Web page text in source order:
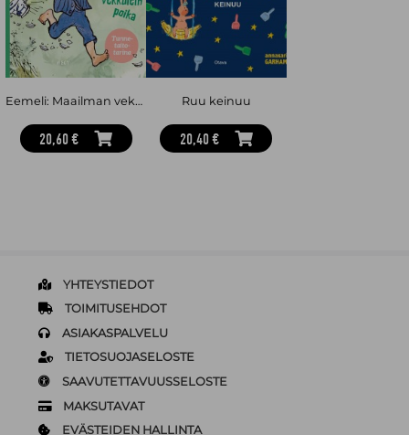
Eemeli: Maailman vekkulein poika
20,60 €
Ruu keinuu
20,40 €
YHTEYSTIEDOT
TOIMITUSEHDOT
ASIAKASPALVELU
TIETOSUOJASELOSTE
SAAVUTETTAVUUSSELOSTE
MAKSUTAVAT
EVÄSTEIDEN HALLINTA